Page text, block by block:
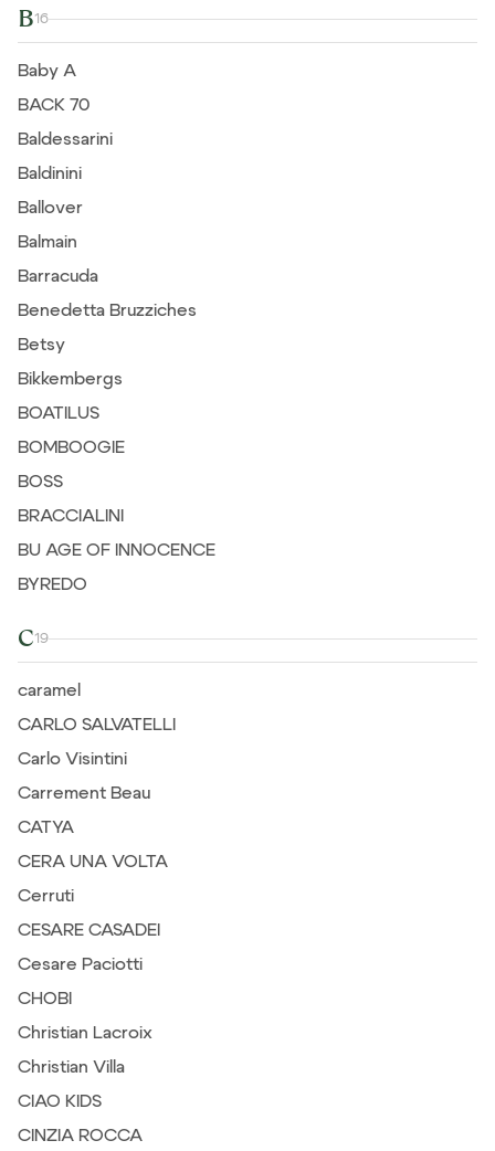
B16
Baby A
BACK 70
Baldessarini
Baldinini
Ballover
Balmain
Barracuda
Benedetta Bruzziches
Betsy
Bikkembergs
BOATILUS
BOMBOOGIE
BOSS
BRACCIALINI
BU AGE OF INNOCENCE
BYREDO
C19
caramel
CARLO SALVATELLI
Carlo Visintini
Carrement Beau
CATYA
CERA UNA VOLTA
Cerruti
CESARE CASADEI
Cesare Paciotti
CHOBI
Christian Lacroix
Christian Villa
CIAO KIDS
CINZIA ROCCA